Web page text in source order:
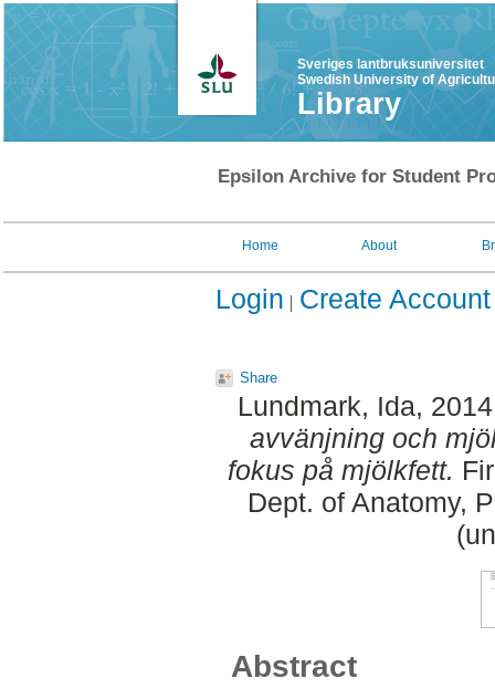
Sveriges lantbruksuniversitet
Swedish University of
Library
Epsilon Archive for Student
Home About
Login Create Account
Share
Lundmark, Ida,
avvänjning och
fokus på mjölkfett.
Dept. of Anatomy,
Abstract